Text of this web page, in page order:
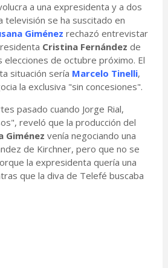
a una expresidenta y a dos
televisión se ha suscitado en
Giménez rechazó entrevistar
Cristina Fernández de
elecciones de octubre próximo. El
situación sería Marcelo Tinelli,
la exclusiva "sin concesiones".
pasado cuando Jorge Rial,
reveló que la producción del
Giménez venía negociando una
de Kirchner, pero que no se
la expresidenta quería una
que la diva de Telefé buscaba